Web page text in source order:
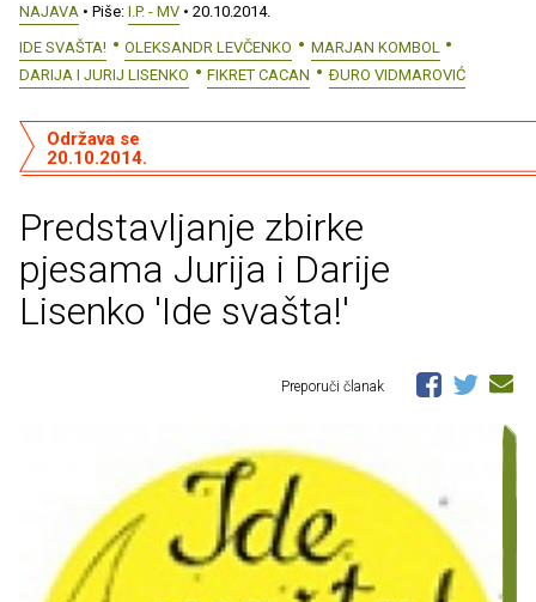
NAJAVA • Piše: I.P. - MV • 20.10.2014.
IDE SVAŠTA!
OLEKSANDR LEVČENKO
MARJAN KOMBOL
DARIJA I JURIJ LISENKO
FIKRET CACAN ÐURO VIDMAROVIĆ
Predstavljanje zbirke
pjesama Jurija i Darije
Lisenko 'Ide svašta!'
Održava se
20.10.2014.
Preporuči članak